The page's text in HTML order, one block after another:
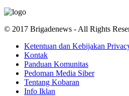
© 2017 Brigadenews - All Rights
Ketentuan dan Kebijakan
Kontak
Panduan Komunitas
Pedoman Media Siber
Tentang Kobaran
Info Iklan